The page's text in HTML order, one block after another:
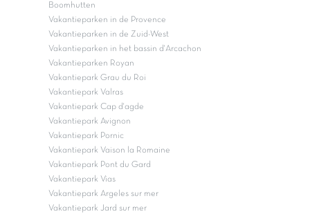
Boomhutten
Vakantieparken in de Provence
Vakantieparken in de Zuid-West
Vakantieparken in het bassin d'Arcachon
Vakantieparken Royan
Vakantiepark Grau du Roi
Vakantiepark Valras
Vakantiepark Cap d'agde
Vakantiepark Avignon
Vakantiepark Pornic
Vakantiepark Vaison la Romaine
Vakantiepark Pont du Gard
Vakantiepark Vias
Vakantiepark Argeles sur mer
Vakantiepark Jard sur mer